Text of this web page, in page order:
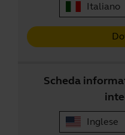
Italiano
Scheda
Inglese